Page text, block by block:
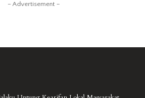
– Advertisement –